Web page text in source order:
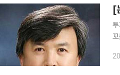
[
꼬를 상상을 넘는 엄청난 수치, 사람들은 정신이